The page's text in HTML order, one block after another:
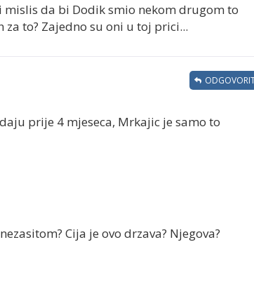
mislis da bi Dodik smio nekom drugom to
to? Zajedno su oni u toj prici...
prije 4 mjeseca, Mrkajic je samo to
Cija je ovo drzava? Njegova?